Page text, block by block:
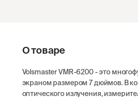
О товаре
Volsmaster VMR-6200 - это
экраном размером 7 дюймов. В
оптического излучения,